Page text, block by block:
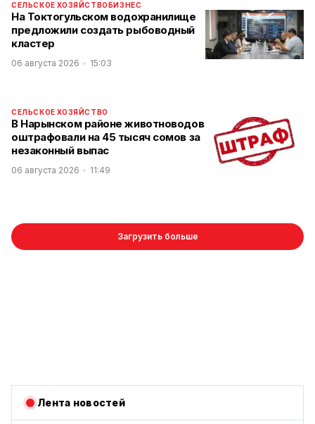
СЕЛЬСКОЕ ХОЗЯЙСТВОБИЗНЕС
На Токтогульском водохранилище
предложили создать рыбоводный
кластер
06 августа 2026 15:03
СЕЛЬСКОЕ ХОЗЯЙСТВО
В Нарынском районе животноводов
оштрафовали на 45 тысяч сомов за
незаконный выпас
06 августа 2026 11:49
Загрузить больше
Лента новостей